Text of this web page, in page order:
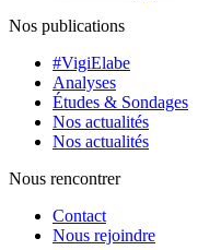
Nos publications
#VigiElabe
Analyses
Études & Sondages
Nos actualités
Nos actualités
Nous rencontrer
Contact
Nous rejoindre